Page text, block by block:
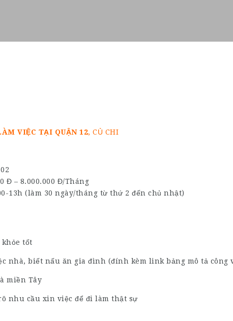
VIỆC TẠI QUẬN 12, CỦ CHI
Đ – 8.000.000 Đ/Tháng
13h (làm 30 ngày/tháng từ thứ 2 đến chủ nhật)
tốt
nhà, biết nấu ăn gia đình (đính kèm link bảng mô tả công
miền Tây
nhu cầu xin việc để đi làm thật sự